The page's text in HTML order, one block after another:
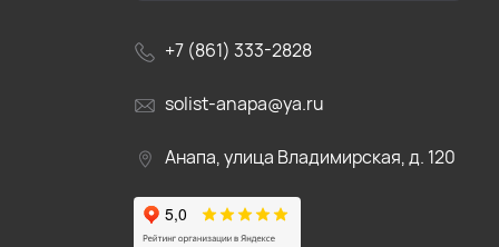
+7 (861) 333-2828
solist-anapa@ya.ru
Анапа, улица Владимирская, д. 120